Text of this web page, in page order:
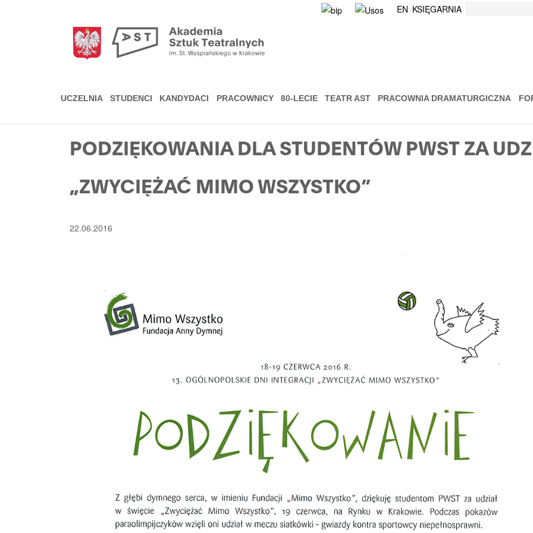
EN KSIĘGARNIA
UCZELNIA STUDENCI KANDYDACI PRACOWNICY 80-LECIE TEATR AST PRACOWNIA DRAMATURGICZNA
PODZIĘKOWANIA DLA STUDENTÓW PWST ZA
„ZWYCIĘŻAĆ MIMO WSZYSTKO”
22.06.2016